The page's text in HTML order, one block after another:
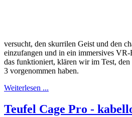
versucht, den skurrilen Geist und den
einzufangen und in ein immersives
das funktioniert, klären wir im Test,
3 vorgenommen haben.
Weiterlesen ...
Teufel Cage Pro -